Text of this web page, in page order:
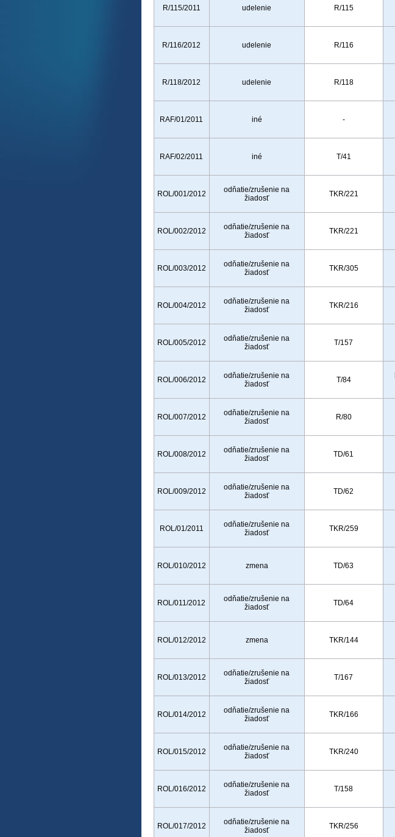
R/115/2011 udelenie R/115
R/116/2012 udelenie R/116
R/118/2012 udelenie R/118
RAF/01/2011 iné -
RAF/02/2011 iné T/41
ROL/001/2012
odňatie/zrušenie na
žiadosť
TKR/221
ROL/002/2012
odňatie/zrušenie na
žiadosť
TKR/221
ROL/003/2012
odňatie/zrušenie na
žiadosť
TKR/305
ROL/004/2012
odňatie/zrušenie na
žiadosť
TKR/216
ROL/005/2012
odňatie/zrušenie na
žiadosť
T/157
ROL/006/2012
odňatie/zrušenie na
žiadosť
T/84
ROL/007/2012
odňatie/zrušenie na
žiadosť
R/80
ROL/008/2012
odňatie/zrušenie na
žiadosť
TD/61
ROL/009/2012
odňatie/zrušenie na
žiadosť
TD/62
ROL/01/2011
odňatie/zrušenie na
žiadosť
TKR/259
ROL/010/2012 zmena TD/63
ROL/011/2012
odňatie/zrušenie na
žiadosť
TD/64
ROL/012/2012 zmena TKR/144
ROL/013/2012
odňatie/zrušenie na
žiadosť
T/167
ROL/014/2012
odňatie/zrušenie na
žiadosť
TKR/166
ROL/015/2012
odňatie/zrušenie na
žiadosť
TKR/240
ROL/016/2012
odňatie/zrušenie na
žiadosť
T/158
ROL/017/2012
odňatie/zrušenie na
žiadosť
TKR/256